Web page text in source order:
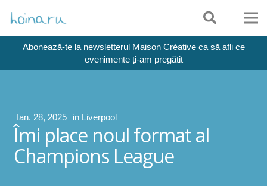
Abonează-te la newsletterul Maison Créative ca să afli ce
evenimente ți-am pregătit
Ian. 28, 2025 in Liverpool
Îmi place noul format al
Champions League